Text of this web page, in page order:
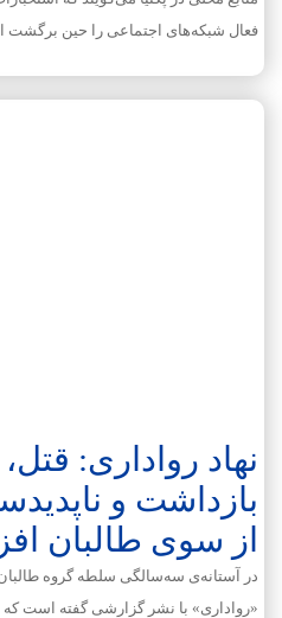
فعال شبکه‌های اجتماعی را حین برگشت
نهاد رواداری:
بازداشت و
از سوی طالبان
در آستانه‌ی سه‌سالگی سلطه گروه
«رواداری» با نشر گزارشی گفته است